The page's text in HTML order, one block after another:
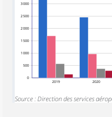
0
500
1 000
1 500
2 000
2 500
3 000
2019 2020
Source : Direction des services